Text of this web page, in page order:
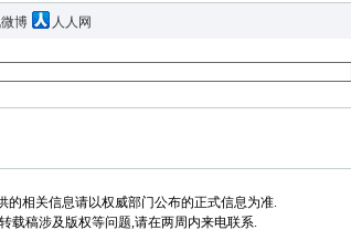
博 人人网
相关信息请以权威部门公布的正式信息为准.
载稿涉及版权等问题,请在两周内来电联系.